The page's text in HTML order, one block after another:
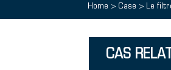
Home > Case > Le
CAS